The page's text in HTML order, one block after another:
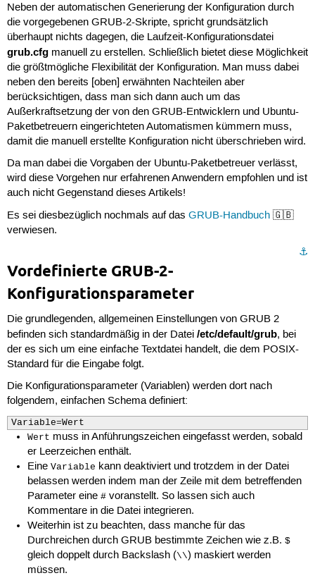
Neben der automatischen Generierung der Konfiguration durch
die vorgegebenen GRUB-2-Skripte, spricht grundsätzlich
überhaupt nichts dagegen, die Laufzeit-Konfigurationsdatei
grub.cfgmanuell zu erstellen. Schließlich bietet diese Möglichkeit
die größtmögliche Flexibilität der Konfiguration. Man muss dabei
neben den bereits [oben] erwähnten Nachteilen aber
berücksichtigen, dass man sich dann auch um das
Außerkraftsetzung der von den GRUB-Entwicklern und Ubuntu-
Paketbetreuern eingerichteten Automatismen kümmern muss,
damit die manuell erstellte Konfiguration nicht überschrieben wird.
Da man dabei die Vorgaben der Ubuntu-Paketbetreuer verlässt,
wird diese Vorgehen nur erfahrenen Anwendern empfohlen und ist
auch nicht Gegenstand dieses Artikels!
Es sei diesbezüglich nochmals auf das GRUB-Handbuch🇬🇧
verwiesen.
⚓︎
Vordefinierte GRUB-2-
Konfigurationsparameter
Die grundlegenden, allgemeinen Einstellungen von GRUB 2
befinden sich standardmäßig in der Datei /etc/default/grub, bei
der es sich um eine einfache Textdatei handelt, die dem POSIX-
Standard für die Eingabe folgt.
Die Konfigurationsparameter (Variablen) werden dort nach
folgendem, einfachen Schema definiert:
Variable=Wert
Wert muss in Anführungszeichen eingefasst werden, sobald
er Leerzeichen enthält.
EineVariable kann deaktiviert und trotzdem in der Datei
belassen werden indem man der Zeile mit dem betreffenden
Parameter eine# voranstellt. So lassen sich auch
Kommentare in die Datei integrieren.
Weiterhin ist zu beachten, dass manche für das
Durchreichen durch GRUB bestimmte Zeichen wie z.B.$
gleich doppelt durch Backslash (\\) maskiert werden
müssen.